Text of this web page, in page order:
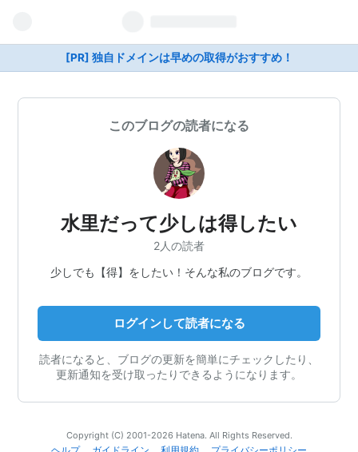
[PR] 独自ドメインは早めの取得がおすすめ！
このブログの読者になる
水里だって少しは得したい
2人の読者
少しでも【得】をしたい！そんな私のブログです。
ログインして読者になる
読者になると、ブログの更新を簡単にチェックしたり、
更新通知を受け取ったりできるようになります。
Copyright (C) 2001-2026 Hatena. All Rights Reserved.